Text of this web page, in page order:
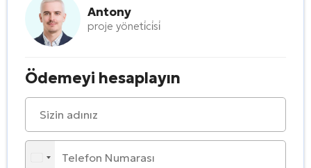
Antony
proje yöneti̇ci̇si̇
Ödemeyi hesaplayın